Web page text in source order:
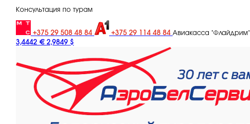
Консультация по турам
+375 29 508 48 84 +375 29 114 48 84 Авиакасса "Флайдрим"
3,4442 € 2,9849 $